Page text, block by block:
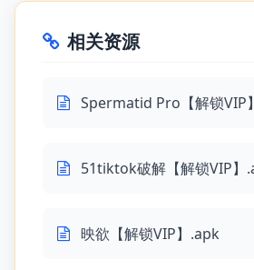
相关资源
Spermatid Pro【解锁VIP
51tiktok破解【解锁VIP】
映欲【解锁VIP】.apk